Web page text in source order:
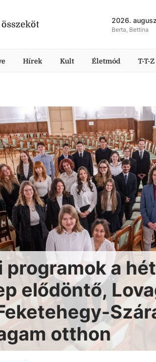
2026.
Berta, Bettina
Hírek Kult Életmód T-T-Z
programok a
elődöntő,
otthon